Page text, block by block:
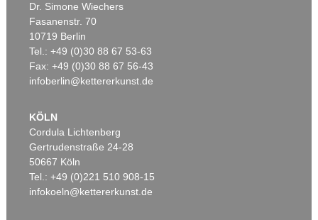
Dr. Simone Wiechers
Fasanenstr. 70
10719 Berlin
Tel.: +49 (0)30 88 67 53-63
Fax: +49 (0)30 88 67 56-43
infoberlin@kettererkunst.de
KÖLN
Cordula Lichtenberg
Gertrudenstraße 24-28
50667 Köln
Tel.: +49 (0)221 510 908-15
infokoeln@kettererkunst.de